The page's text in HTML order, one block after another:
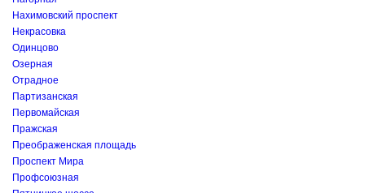
Нахимовский проспект
Некрасовка
Одинцово
Озерная
Отрадное
Партизанская
Первомайская
Пражская
Преображенская площадь
Проспект Мира
Профсоюзная